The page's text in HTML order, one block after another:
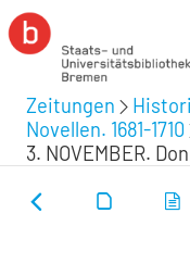
Zeitungen
Novellen. 1681-1710
3. NOVEMBER.